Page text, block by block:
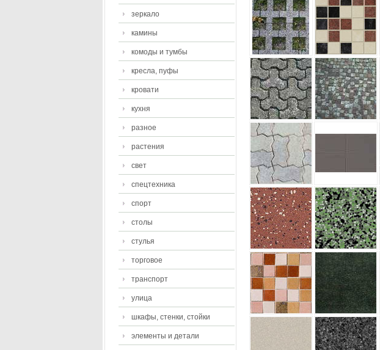
зеркало
камины
комоды и тумбы
кресла, пуфы
кровати
кухня
разное
растения
свет
спецтехника
спорт
столы
стулья
торговое
транспорт
улица
шкафы, стенки, стойки
элементы и детали